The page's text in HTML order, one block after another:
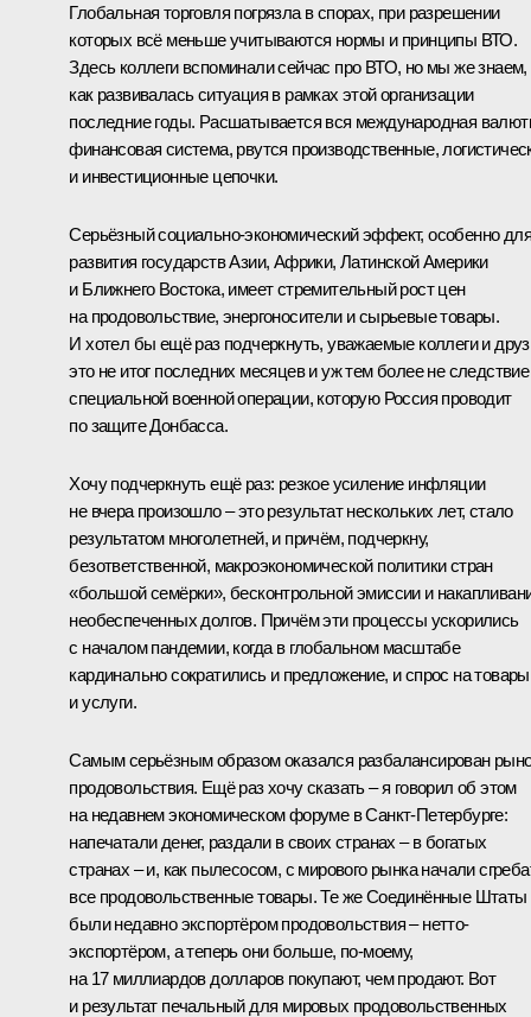
Глобальная торговля погрязла в спорах, при разрешении
которых всё меньше учитываются нормы и принципы ВТО.
Здесь коллеги вспоминали сейчас про ВТО, но мы же знаем,
как развивалась ситуация в рамках этой организации
последние годы. Расшатывается вся международная
финансовая система, рвутся производственные,
и инвестиционные цепочки.
Серьёзный социально-экономический эффект, особенно для
развития государств Азии, Африки, Латинской Америки
и Ближнего Востока, имеет стремительный рост цен
на продовольствие, энергоносители и сырьевые товары.
И хотел бы ещё раз подчеркнуть, уважаемые коллеги и
это не итог последних месяцев и уж тем более не следствие
специальной военной операции, которую Россия проводит
по защите Донбасса.
Хочу подчеркнуть ещё раз: резкое усиление инфляции
не вчера произошло – это результат нескольких лет, стало
результатом многолетней, и причём, подчеркну,
безответственной, макроэкономической политики стран
«большой семёрки», бесконтрольной эмиссии и
необеспеченных долгов. Причём эти процессы ускорились
с началом пандемии, когда в глобальном масштабе
кардинально сократились и предложение, и спрос на товары
и услуги.
Самым серьёзным образом оказался разбалансирован
продовольствия. Ещё раз хочу сказать – я говорил об этом
на недавнем экономическомфорумев Санкт-Петербурге:
напечатали денег, раздали в своих странах – в богатых
странах – и, как пылесосом, с мирового рынка начали
все продовольственные товары. Те же Соединённые Штаты
были недавно экспортёром продовольствия – нетто-
экспортёром, а теперь они больше, по-моему,
на 17 миллиардов долларов покупают, чем продают. Вот
и результат печальный для мировых продовольственных